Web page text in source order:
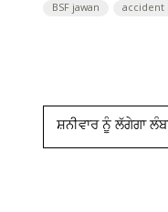
BSF jawan accident
ਸ਼ਨੀਵਾਰ ਨੂੰ ਲੱਗੇਗਾ